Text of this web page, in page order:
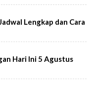
Lengkap dan Cara
Hari Ini 5 Agustus